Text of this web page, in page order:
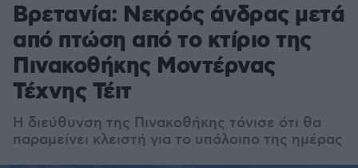
Βρετανία: Νεκρός άνδρας μετά
από πτώση από το κτίριο της
Πινακοθήκης Μοντέρνας
Τέχνης Τέιτ
Η διεύθυνση της Πινακοθήκης τόνισε ότι θα
παραμείνει κλειστή για το υπόλοιπο της ημέρας